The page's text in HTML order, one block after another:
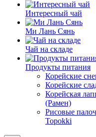
Интересный чай
Ми Лань Сянь
Чай на складе
Продукты питания
Корейские
Корейские
Корейская
(Рамен)
Рисовые
Topokki